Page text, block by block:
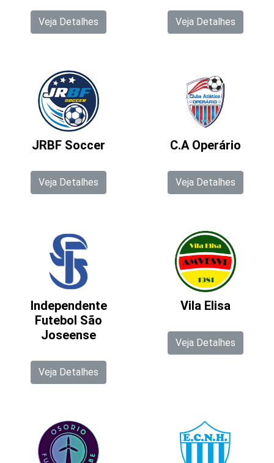
Veja Detalhes Veja Detalhes
JRBF Soccer
Veja Detalhes
C.A Operário
Veja Detalhes
Independente
Futebol São
Joseense
Veja Detalhes
Vila Elisa
Veja Detalhes